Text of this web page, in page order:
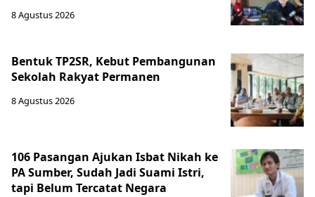
8 Agustus 2026
Bentuk TP2SR, Kebut Pembangunan
Sekolah Rakyat Permanen
8 Agustus 2026
106 Pasangan Ajukan Isbat Nikah ke
PA Sumber, Sudah Jadi Suami Istri,
tapi Belum Tercatat Negara